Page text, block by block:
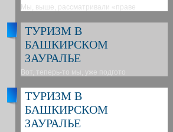
Мы, выше, рассматривали «праве
ТУРИЗМ В
БАШКИРСКОМ
ЗАУРАЛЬЕ
Вот, теперь-то мы, уже подгото
ТУРИЗМ В
БАШКИРСКОМ
ЗАУРАЛЬЕ